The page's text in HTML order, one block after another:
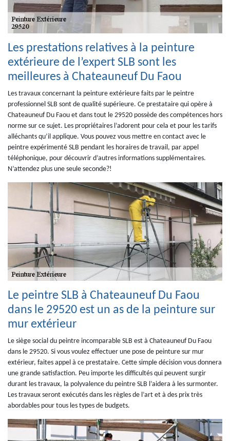
Les prestations relatives à la peinture
extérieure de l’expert SLB sont les
meilleures à Chateauneuf Du Faou
Les travaux concernant la peinture extérieure faits par le peintre
professionnel SLB sont de qualité supérieure. Ce prestataire qui opère à
Chateauneuf Du Faou et dans tout le 29520 possède des compétences hors
norme sur ce sujet. Les propriétaires l’adorent pour cela et pour les tarifs
alléchants qu’il applique. Vous pouvez vous mettre en contact avec le
peintre expérimenté SLB pendant les horaires de travail, par appel
téléphonique, pour découvrir d’autres informations supplémentaires.
N’attendez plus une seule seconde?!
Le peintre SLB à Chateauneuf Du Faou
dans le 29520 est un as de la peinture sur
mur extérieur
Le siège social du peintre incomparable SLB est à Chateauneuf Du Faou
dans le 29520. Si vous voulez effectuer une pose de peinture sur mur
extérieur, faites appel à ce prestataire. Cette simple décision vous donnera
une grande satisfaction. Peu importe les difficultés qui peuvent surgir
durant les travaux, la polyvalence du peintre SLB l’aidera à les surmonter.
Les travaux seront exécutés dans les règles de l’art et à des prix très
abordables pour tous les types de budgets.